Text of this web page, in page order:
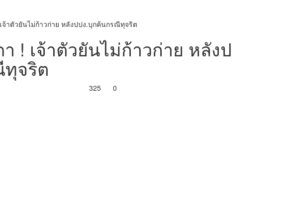
จ้าตัวยันไม่ก้าวก่าย หลังปปง.บุกค้นกรณีทุจริต
! เจ้าตัวยันไม่ก้าวก่าย หลังป
จริต
325